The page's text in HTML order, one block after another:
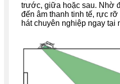
trước, giữa hoặc sau. Nhờ
đến âm thanh tinh tế, rực
hát chuyên nghiệp ngay tại